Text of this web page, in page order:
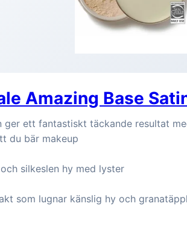
Amazing Base
ger ett fantastiskt täckande resultat
du bär makeup
silkeslen hy med lyster
som lugnar känslig hy och